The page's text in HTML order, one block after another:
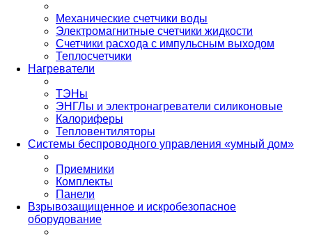
Механические счетчики воды
Электромагнитные счетчики жидкости
Счетчики расхода с импульсным выходом
Теплосчетчики
Нагреватели
ТЭНы
ЭНГЛы и электронагреватели силиконовые
Калориферы
Тепловентиляторы
Системы беспроводного управления «умный дом»
Приемники
Комплекты
Панели
Взрывозащищенное и искробезопасное
оборудование